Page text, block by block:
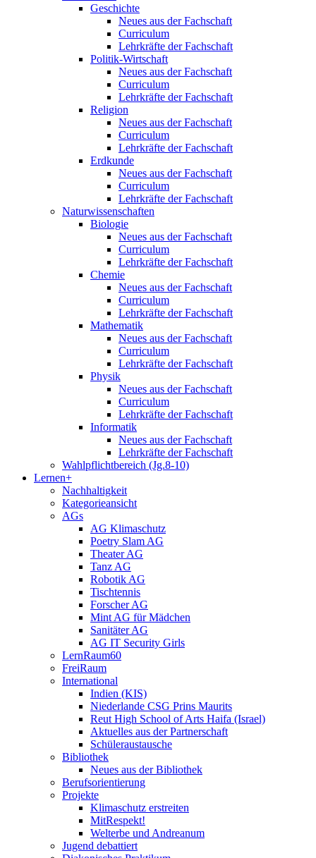
Geschichte
Neues aus der Fachschaft
Curriculum
Lehrkräfte der Fachschaft
Politik-Wirtschaft
Neues aus der Fachschaft
Curriculum
Lehrkräfte der Fachschaft
Religion
Neues aus der Fachschaft
Curriculum
Lehrkräfte der Fachschaft
Erdkunde
Neues aus der Fachschaft
Curriculum
Lehrkräfte der Fachschaft
Naturwissenschaften
Biologie
Neues aus der Fachschaft
Curriculum
Lehrkräfte der Fachschaft
Chemie
Neues aus der Fachschaft
Curriculum
Lehrkräfte der Fachschaft
Mathematik
Neues aus der Fachschaft
Curriculum
Lehrkräfte der Fachschaft
Physik
Neues aus der Fachschaft
Curriculum
Lehrkräfte der Fachschaft
Informatik
Neues aus der Fachschaft
Lehrkräfte der Fachschaft
Wahlpflichtbereich (Jg.8-10)
Lernen+
Nachhaltigkeit
Kategorieansicht
AGs
AG Klimaschutz
Poetry Slam AG
Theater AG
Tanz AG
Robotik AG
Tischtennis
Forscher AG
Mint AG für Mädchen
Sanitäter AG
AG IT Security Girls
LernRaum60
FreiRaum
International
Indien (KIS)
Niederlande CSG Prins Maurits
Reut High School of Arts Haifa (Israel)
Aktuelles aus der Partnerschaft
Schüleraustausche
Bibliothek
Neues aus der Bibliothek
Berufsorientierung
Projekte
Klimaschutz erstreiten
MitRespekt!
Welterbe und Andreanum
Jugend debattiert